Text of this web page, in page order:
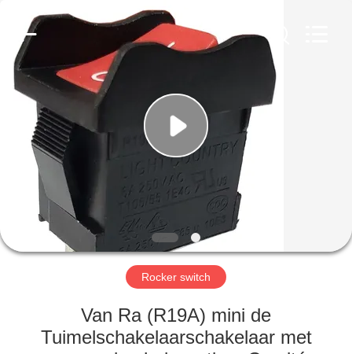
HUIS
PRODUCTEN
VIDEOS
VR-
SHOW
ONGEVEER
ONS
Country(Changshu)
Co.,Ltd.
Rights
Reserved.
Rocker switch
Van Ra (R19A) mini de
Tuimelschakelaarschakelaar met